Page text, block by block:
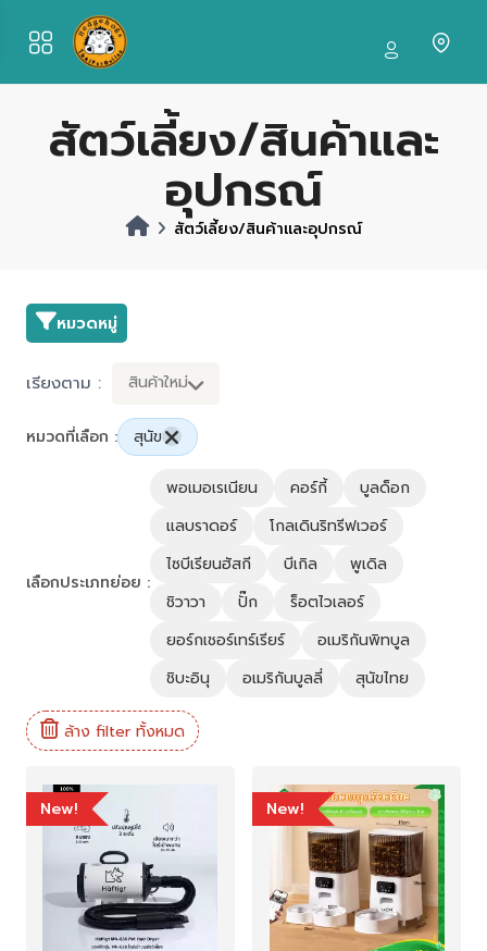
สัตว์เลี้ยง/สินค้าและ
อุปกรณ์
สัตว์เลี้ยง/สินค้าและอุปกรณ์
หมวดหมู่
เรียงตาม : สินค้าใหม่
หมวดที่เลือก : สุนัข
เลือกประเภทย่อย :
พอเมอเรเนียน คอร์กี้
บูลด็อก
แลบราดอร์
โกลเดินริทรีฟเวอร์
ไซบีเรียนฮัสกี
บีเกิล
พูเดิล
ชิวาวา
ปั๊ก
ร็อตไวเลอร์
ยอร์กเชอร์เทร์เรียร์
อเมริกันพิทบูล
ชิบะอินุ
อเมริกันบูลลี่ สุนัขไทย
ล้าง filter ทั้งหมด
New! New!